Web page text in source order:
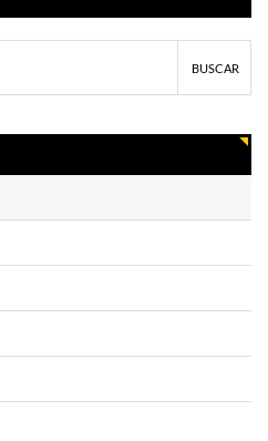
BUSCAR